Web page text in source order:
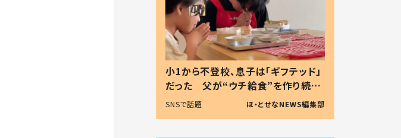
小1から不登校、息子は「ギフテッド」
だった 父が“ウチ給食”を作り続け
る理由とは #令和の親 #令和の子
SNSで話題 ほ・とせなNEWS編集部